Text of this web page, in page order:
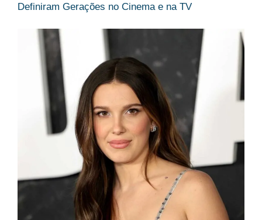
Definiram Gerações no Cinema e na TV